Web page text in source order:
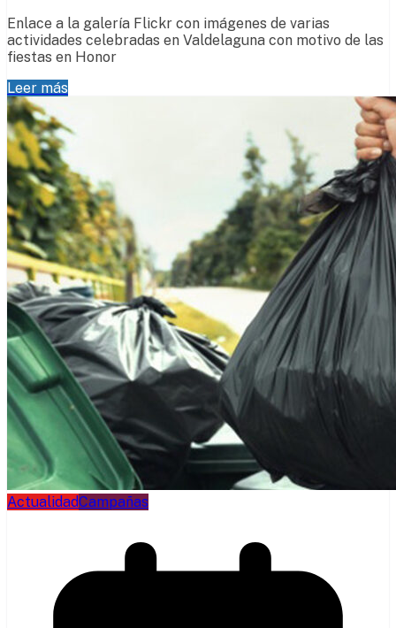
Enlace a la galería Flickr con imágenes de varias
actividades celebradas en Valdelaguna con motivo de las
fiestas en Honor
Leer más
ActualidadCampañas